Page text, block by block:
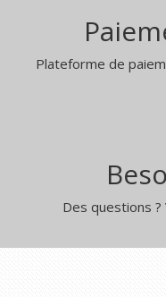
Plateforme de
Des questions ?